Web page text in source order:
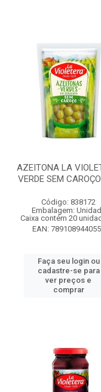
AZEITONA LA
VERDE SEM
Código: 838172
Embalagem:
Caixa contém 20
EAN:
Faça seu login ou
cadastre-se para
ver preços e
comprar